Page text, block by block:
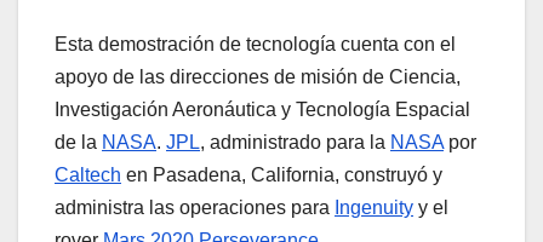
Esta demostración de tecnología cuenta con el
apoyo de las direcciones de misión de Ciencia,
Investigación Aeronáutica y Tecnología Espacial
de la NASA. JPL, administrado para la NASApor
Caltech en Pasadena, California, construyó y
administra las operaciones para Ingenuity y el